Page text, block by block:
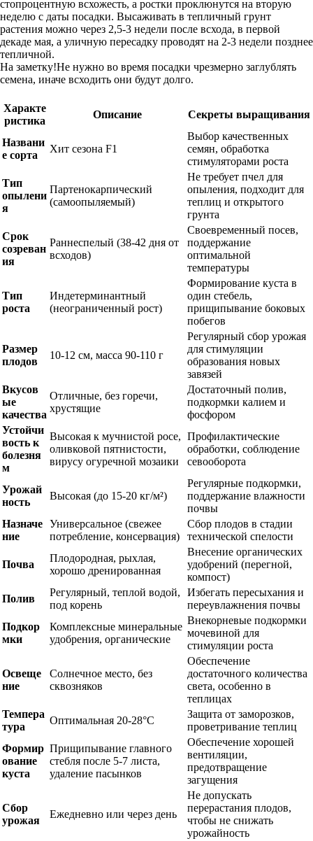
стопроцентную всхожесть, а ростки проклюнутся на вторую
неделю с даты посадки. Высаживать в тепличный грунт
растения можно через 2,5-3 недели после всхода, в первой
декаде мая, а уличную пересадку проводят на 2-3 недели позднее
тепличной.
На заметку!Не нужно во время посадки чрезмерно заглублять
семена, иначе всходить они будут долго.
Характе
ристика
Описание Секреты выращивания
Названи
е сорта
Хит сезона F1
Выбор качественных
семян, обработка
стимуляторами роста
Тип
опылени
я
Партенокарпический
(самоопыляемый)
Не требует пчел для
опыления, подходит для
теплиц и открытого
грунта
Срок
созреван
ия
Раннеспелый (38-42 дня от
всходов)
Своевременный посев,
поддержание
оптимальной
температуры
Тип
роста
Индетерминантный
(неограниченный рост)
Формирование куста в
один стебель,
прищипывание боковых
побегов
Размер
плодов
10-12 см, масса 90-110 г
Регулярный сбор урожая
для стимуляции
образования новых
завязей
Вкусов
ые
качества
Отличные, без горечи,
хрустящие
Достаточный полив,
подкормки калием и
фосфором
Устойчи
вость к
болезня
м
Высокая к мучнистой росе,
оливковой пятнистости,
вирусу огуречной мозаики
Профилактические
обработки, соблюдение
севооборота
Урожай
ность
Высокая (до 15-20 кг/м²)
Регулярные подкормки,
поддержание влажности
почвы
Назначе
ние
Универсальное (свежее
потребление, консервация)
Сбор плодов в стадии
технической спелости
Почва
Плодородная, рыхлая,
хорошо дренированная
Внесение органических
удобрений (перегной,
компост)
Полив
Регулярный, теплой водой,
под корень
Избегать пересыхания и
переувлажнения почвы
Подкор
мки
Комплексные минеральные
удобрения, органические
Внекорневые подкормки
мочевиной для
стимуляции роста
Освеще
ние
Солнечное место, без
сквозняков
Обеспечение
достаточного количества
света, особенно в
теплицах
Темпера
тура
Оптимальная 20-28°C
Защита от заморозков,
проветривание теплиц
Формир
ование
куста
Прищипывание главного
стебля после 5-7 листа,
удаление пасынков
Обеспечение хорошей
вентиляции,
предотвращение
загущения
Сбор
урожая
Ежедневно или через день
Не допускать
перерастания плодов,
чтобы не снижать
урожайность